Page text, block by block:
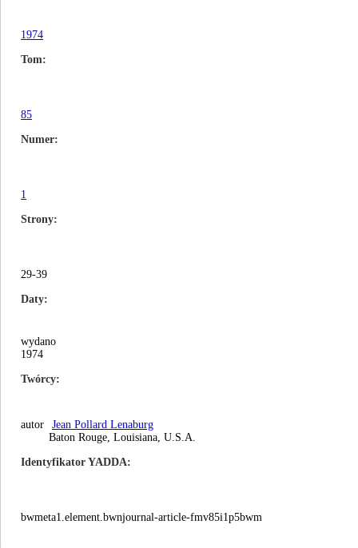
1974
Tom
85
Numer
1
Strony
29-39
Daty
wydano
1974
Twórcy
autor
Jean Pollard Lenaburg
Baton Rouge, Louisiana, U.S.A.
Identyfikator YADDA
bwmeta1.element.bwnjournal-article-fmv85i1p5bwm